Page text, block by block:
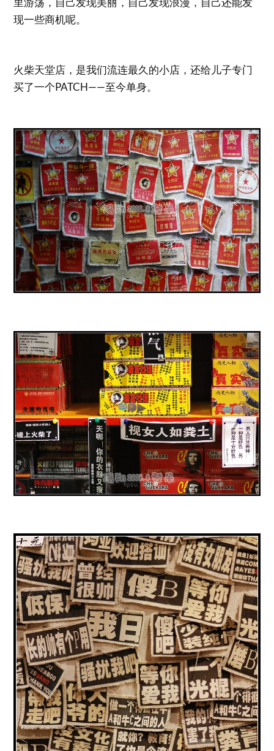
现一些商机呢。
火柴天堂店，是我们流连最久的小店，还给儿子专门
买了一个PATCH——至今单身。